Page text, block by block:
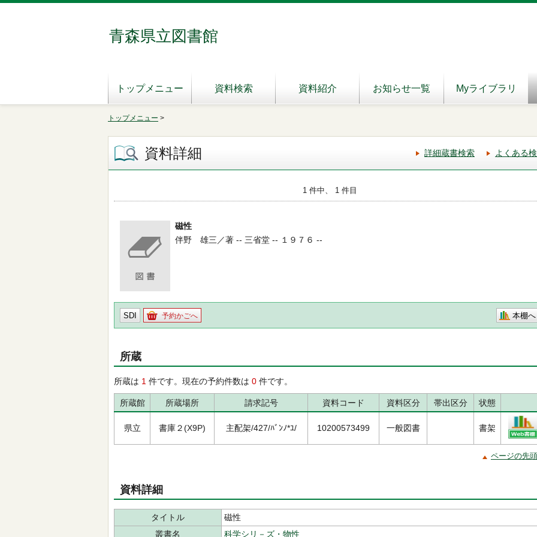
青森県立図書館
トップメニュー 資料検索 資料紹介 お知らせ一覧 Myライブラリ
トップメニュー >
資料詳細 詳細蔵書検索 よくある
1 件中、 1 件目
磁性
伴野 雄三／著 -- 三省堂 -- １９７６ --
SDI 予約かごへ 本棚へ
所蔵
所蔵は 1 件です。現在の予約件数は 0 件です。
所蔵館 所蔵場所 請求記号 資料コード 資料区分 帯出区分 状態
県立 書庫２(X9P) 主配架/427/ﾊﾞﾝﾉ*ﾕ/ 10200573499 一般図書 書架
ページの先
資料詳細
タイトル
磁性
叢書名
科学シリ－ズ・物性